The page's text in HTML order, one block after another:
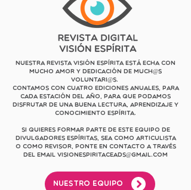
Nuestra revista Visión Espírita está echa con
mucho amor y dedicación de much@s
voluntari@s.
Contamos con cuatro ediciones anuales, para
cada estación del año, para que podamos
disfrutar de una buena lectura, aprendizaje y
conocimiento espírita.
Si quieres formar parte de este equipo de
divulgadores espíritas, sea como articulista
o como revisor, ponte en contacto a través
del email visionespiritaceads@gmail.com
Nuestro equipo